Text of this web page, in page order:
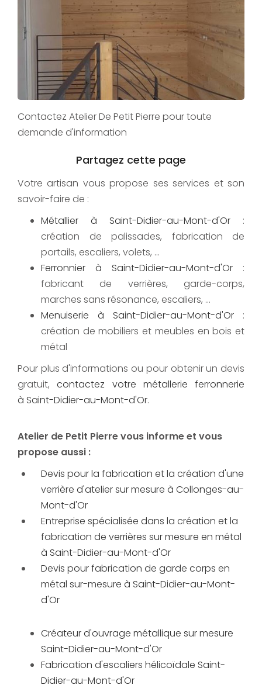
Contactez Atelier De Petit Pierre pour toute
demande d'information
Votre artisan vous propose ses services et son
savoir-faire de :
Métallier à Saint-Didier-au-Mont-d'Or :
création de palissades, fabrication de
portails, escaliers, volets, ...
Ferronnier à Saint-Didier-au-Mont-d'Or :
fabricant de verrières, garde-corps,
marches sans résonance, escaliers, ...
Menuiserie à Saint-Didier-au-Mont-d'Or :
création de mobiliers et meubles en bois et
métal
Pour plus d'informations ou pour obtenir un devis
gratuit,contactez votre métallerie ferronnerie
à Saint-Didier-au-Mont-d'Or.
Atelier de Petit Pierre vous informe et vous
propose aussi :
Devis pour la fabrication et la création d'une
verrière d'atelier sur mesure à Collonges-au-
Mont-d'Or
Entreprise spécialisée dans la création et la
fabrication de verrières sur mesure en métal
à Saint-Didier-au-Mont-d'Or
Devis pour fabrication de garde corps en
métal sur-mesure à Saint-Didier-au-Mont-
d'Or
Créateur d'ouvrage métallique sur mesure
Saint-Didier-au-Mont-d'Or
Fabrication d'escaliers hélicoïdale Saint-
Didier-au-Mont-d'Or